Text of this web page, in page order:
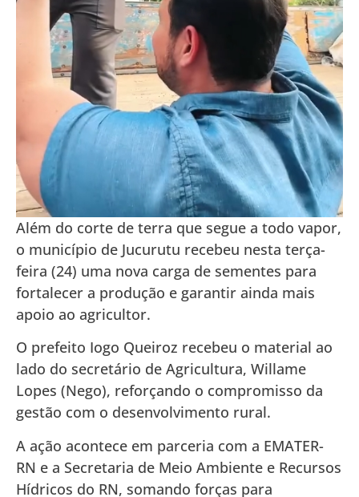
Além do corte de terra que segue a todo vapor,
o município de Jucurutu recebeu nesta terça-
feira (24) uma nova carga de sementes para
fortalecer a produção e garantir ainda mais
apoio ao agricultor.
O prefeito Iogo Queiroz recebeu o material ao
lado do secretário de Agricultura, Willame
Lopes (Nego), reforçando o compromisso da
gestão com o desenvolvimento rural.
A ação acontece em parceria com a EMATER-
RN e a Secretaria de Meio Ambiente e Recursos
Hídricos do RN, somando forças para